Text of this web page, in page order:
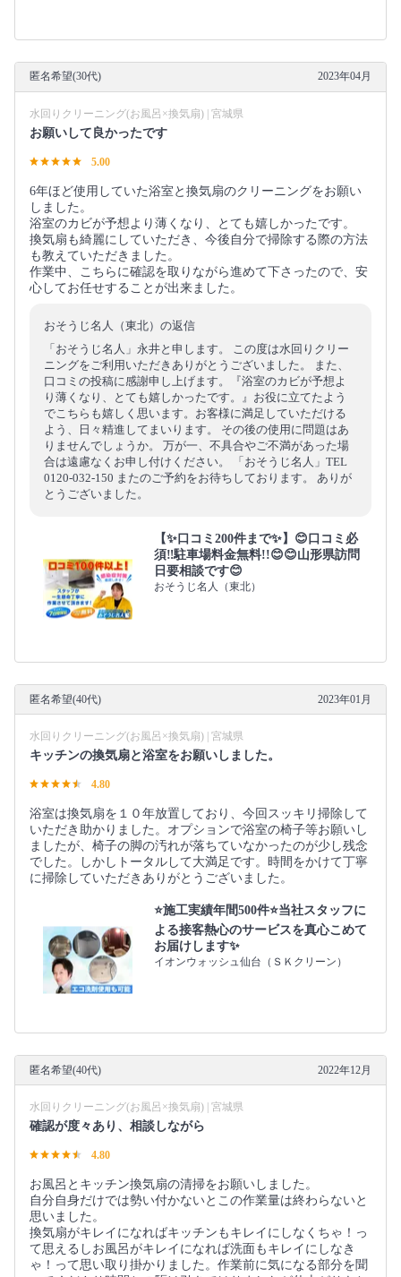
匿名希望(30代) 2023年04月
水回りクリーニング(お風呂×換気扇) | 宮城県
お願いして良かったです
5.00
6年ほど使用していた浴室と換気扇のクリーニングをお願い
しました。
浴室のカビが予想より薄くなり、とても嬉しかったです。
換気扇も綺麗にしていただき、今後自分で掃除する際の方法
も教えていただきました。
作業中、こちらに確認を取りながら進めて下さったので、安
心してお任せすることが出来ました。
おそうじ名人（東北）の返信
「おそうじ名人」永井と申します。 この度は水回りクリー
ニングをご利用いただきありがとうございました。 また、
口コミの投稿に感謝申し上げます。『浴室のカビが予想よ
り薄くなり、とても嬉しかったです。』お役に立てたよう
でこちらも嬉しく思います。お客様に満足していただける
よう、日々精進してまいります。 その後の使用に問題はあ
りませんでしょうか。 万が一、不具合やご不満があった場
合は遠慮なくお申し付けください。 「おそうじ名人」TEL
0120-032-150 またのご予約をお待ちしております。 ありが
とうございました。
【✨口コミ200件まで✨】😊口コミ必
須‼️駐車場料金無料!!😊😊山形県訪問
日要相談です😊
おそうじ名人（東北）
匿名希望(40代) 2023年01月
水回りクリーニング(お風呂×換気扇) | 宮城県
キッチンの換気扇と浴室をお願いしました。
4.80
浴室は換気扇を１０年放置しており、今回スッキリ掃除して
いただき助かりました。オプションで浴室の椅子等お願いし
ましたが、椅子の脚の汚れが落ちていなかったのが少し残念
でした。しかしトータルして大満足です。時間をかけて丁寧
に掃除していただきありがとうございました。
⭐施工実績年間500件⭐当社スタッフに
よる接客熱心のサービスを真心こめて
お届けします✨
イオンウォッシュ仙台（ＳＫクリーン）
匿名希望(40代) 2022年12月
水回りクリーニング(お風呂×換気扇) | 宮城県
確認が度々あり、相談しながら
4.80
お風呂とキッチン換気扇の清掃をお願いしました。
自分自身だけでは勢い付かないとこの作業量は終わらないと
思いました。
換気扇がキレイになればキッチンもキレイにしなくちゃ！っ
て思えるしお風呂がキレイになれば洗面もキレイにしなき
ゃ！って思い取り掛かりました。作業前に気になる部分を聞